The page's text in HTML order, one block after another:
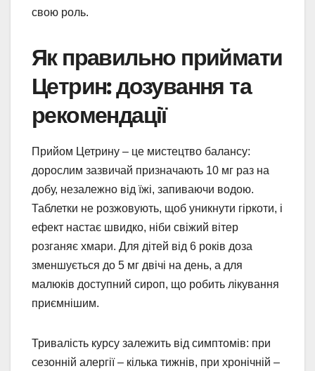
свою роль.
Як правильно приймати
Цетрин: дозування та
рекомендації
Прийом Цетрину – це мистецтво балансу:
дорослим зазвичай призначають 10 мг раз на
добу, незалежно від їжі, запиваючи водою.
Таблетки не розжовують, щоб уникнути гіркоти, і
ефект настає швидко, ніби свіжий вітер
розганяє хмари. Для дітей від 6 років доза
зменшується до 5 мг двічі на день, а для
малюків доступний сироп, що робить лікування
приємнішим.
Тривалість курсу залежить від симптомів: при
сезонній алергії – кілька тижнів, при хронічній –